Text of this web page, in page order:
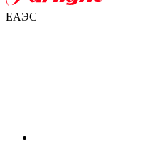
ЕАЭС